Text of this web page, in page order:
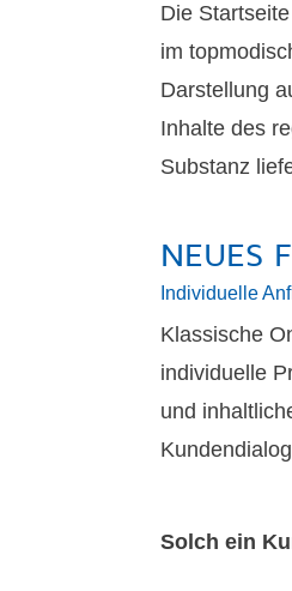
Die
im
Darstellung
Inhalte des
Substanz
NEUES
Individuelle
Klassische
individuelle
und
Solch ein